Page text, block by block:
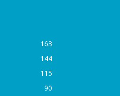
163
144
115
90